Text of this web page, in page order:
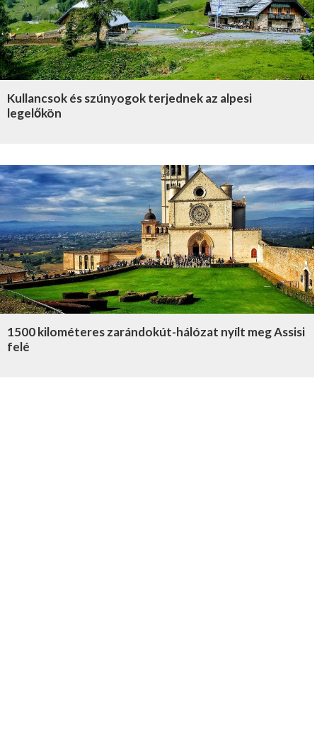
Kullancsok és szúnyogok terjednek az alpesi
legelőkön
1500 kilométeres zarándokút-hálózat nyílt meg Assisi
felé